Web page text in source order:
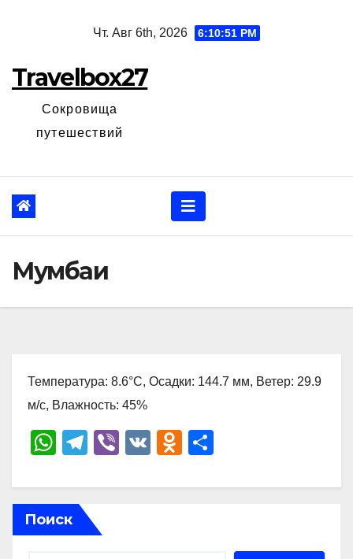
Чт. Авг 6th, 2026 6:10:52 PM
Travelbox27
Сокровища
путешествий
Мумбаи
Температура: 8.6°C, Осадки: 144.7 мм, Ветер: 29.9
м/с, Влажность: 45%
W
at
s
A
T
e
gr
a
Vi
er
V
O
n
р
Поиск